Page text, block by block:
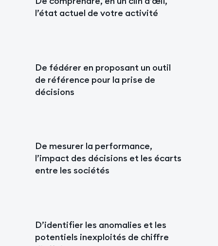
l’état actuel de votre activité
De fédérer en proposant un outil
de référence pour la prise de
décisions
De mesurer la performance,
l’impact des décisions et les écarts
entre les sociétés
D’identifier les anomalies et les
potentiels inexploités de chiffre